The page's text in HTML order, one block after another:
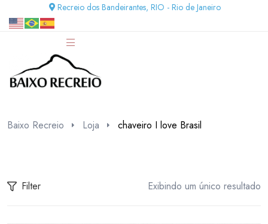
Recreio dos Bandeirantes, RIO - Rio de Janeiro
Baixo Recreio Loja chaveiro I love Brasil
Filter Exibindo um único resultado